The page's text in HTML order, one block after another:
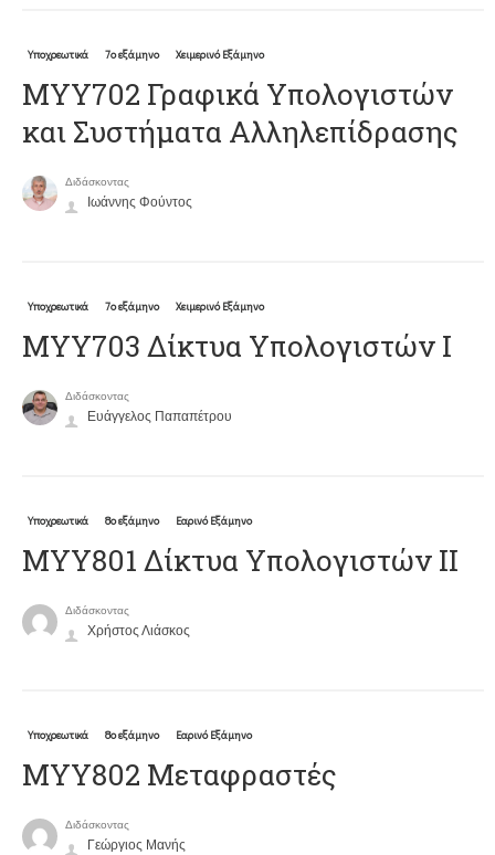
Υποχρεωτικά 7ο εξάμηνο Χειμερινό Εξάμηνο
ΜΥΥ702 Γραφικά Υπολογιστών
και Συστήματα Αλληλεπίδρασης
Διδάσκοντας
Ιωάννης Φούντος
Υποχρεωτικά 7ο εξάμηνο Χειμερινό Εξάμηνο
ΜΥΥ703 Δίκτυα Υπολογιστών Ι
Διδάσκοντας
Ευάγγελος Παπαπέτρου
Υποχρεωτικά 8ο εξάμηνο Εαρινό Εξάμηνο
ΜΥΥ801 Δίκτυα Υπολογιστών ΙΙ
Διδάσκοντας
Χρήστος Λιάσκος
Υποχρεωτικά 8ο εξάμηνο Εαρινό Εξάμηνο
ΜΥΥ802 Μεταφραστές
Διδάσκοντας
Γεώργιος Μανής